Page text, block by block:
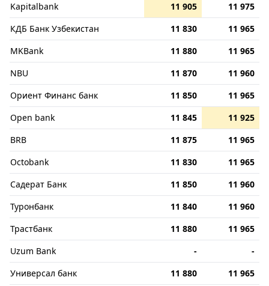
Kapitalbank
11 905
11 975
КДБ Банк Узбекистан
11 830
11 965
MKBank
11 880
11 965
NBU
11 870
11 960
Ориент Финанс банк
11 850
11 965
Open bank
11 845
11 925
BRB
11 875
11 965
Octobank
11 830
11 965
Садерат Банк
11 850
11 960
Туронбанк
11 840
11 960
Трастбанк
11 880
11 965
Uzum Bank
-
-
Универсал банк
11 880
11 965